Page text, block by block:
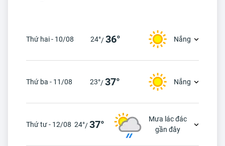
Thứ hai - 10/08 24°/36° Nắng
Thứ ba - 11/08 23°/37° Nắng
Thứ tư - 12/08 24°/37°
Mưa lác đác
gần đây